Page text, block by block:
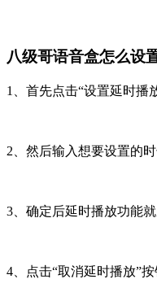
八级哥语音盒怎么设
1、首先点击“设置延时播
2、然后输入想要设置的
3、确定后延时播放功能
4、点击“取消延时播放”